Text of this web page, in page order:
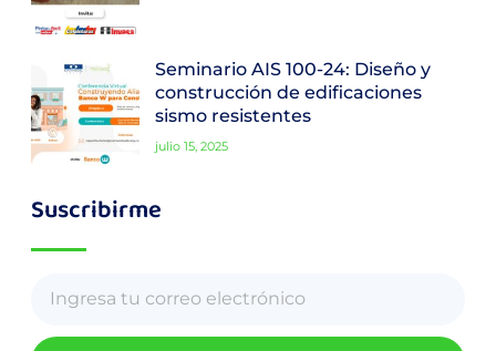
Seminario AIS 100-24: Diseño y
construcción de edificaciones
sismo resistentes
julio 15, 2025
Suscribirme